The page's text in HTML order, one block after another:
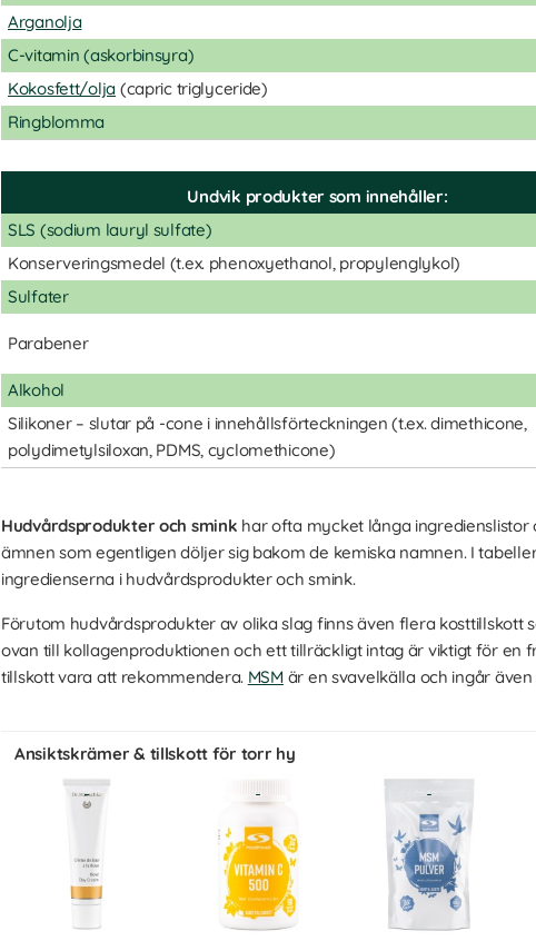
Arganolja
C-vitamin (askorbinsyra)
Kokosfett/olja (capric triglyceride)
Ringblomma
Undvik produkter som innehåller:
SLS (sodium lauryl sulfate)
Konserveringsmedel (t.ex. phenoxyethanol, propylenglykol)
Sulfater
Parabener
Alkohol
Silikoner – slutar på -cone i innehållsförteckningen (t.ex. dimethicone,
polydimetylsiloxan, PDMS, cyclomethicone)
Hudvårdsprodukter och smink har ofta mycket långa
ämnen som egentligen döljer sig bakom de kemiska namnen. I
ingredienserna i hudvårdsprodukter och smink.
Förutom hudvårdsprodukter av olika slag finns även flera kosttillskott
ovan till kollagenproduktionen och ett tillräckligt intag är viktigt för en
tillskott vara att rekommendera. MSM är en svavelkälla och ingår
Ansiktskrämer & tillskott för torr hy